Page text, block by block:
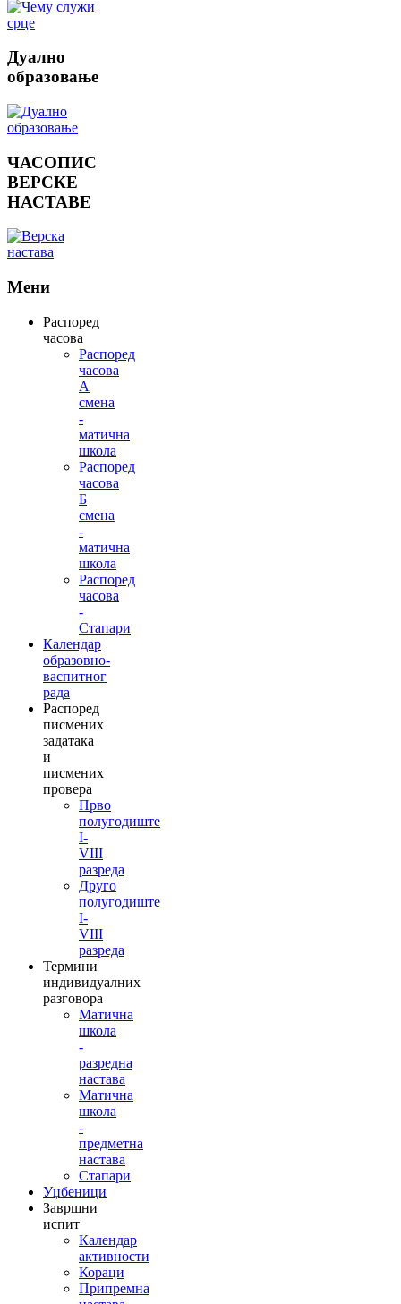
Дуално
образовање
ЧАСОПИС
ВЕРСКЕ
НАСТАВЕ
Мени
Распоред
часова
Распоред
часова
А
смена
-
матична
школа
Распоред
часова
Б
смена
-
матична
школа
Распоред
часова
-
Стапари
Календар
образовно-
васпитног
рада
Распоред
писмених
задатака
и
писмених
провера
Прво
полугодиште
I-
VIII
разреда
Друго
полугодиште
I-
VIII
разреда
Термини
индивидуалних
разговора
Матична
школа
-
разредна
настава
Матична
школа
-
предметна
настава
Стапари
Уџбеници
Завршни
испит
Календар
активности
Кораци
Припремна